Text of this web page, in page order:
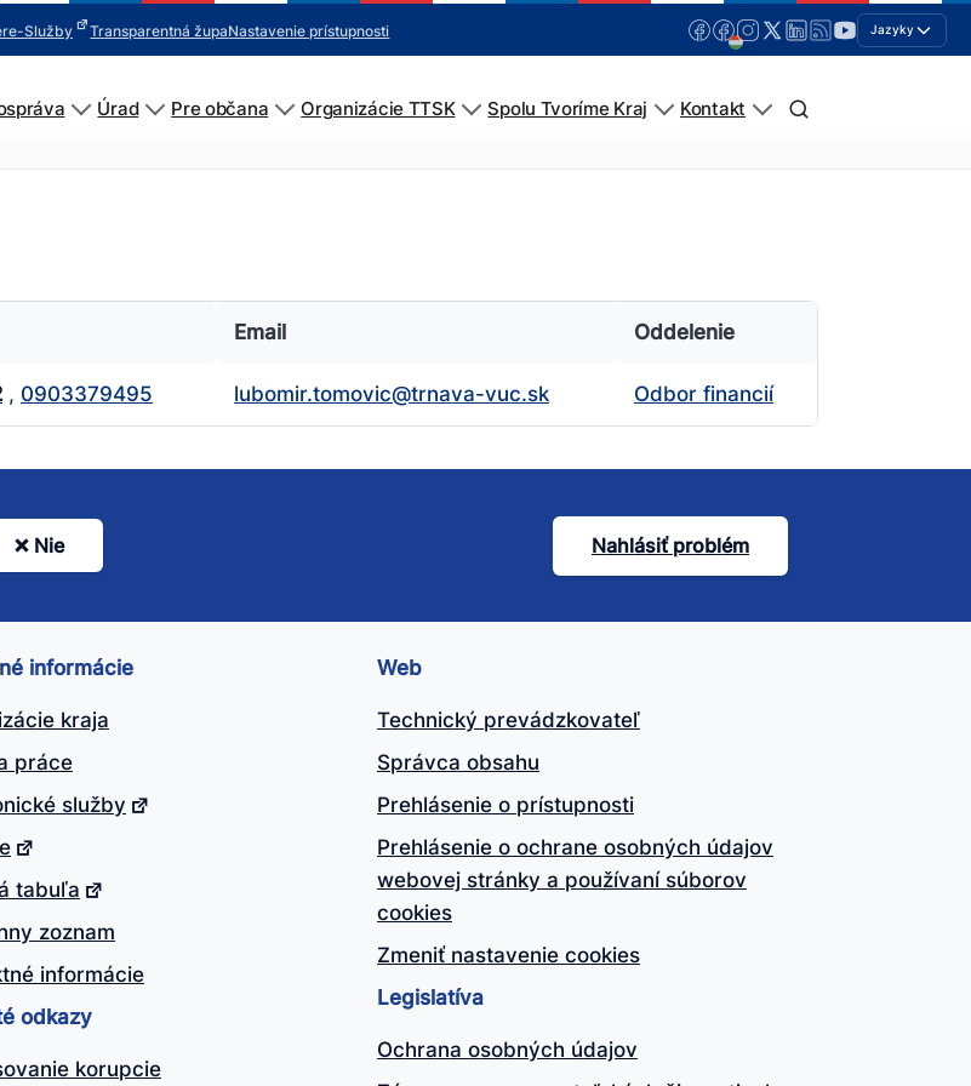
e-Služby Transparentná župaNastavenie prístupnosti Jazyky
Úrad Pre občana Organizácie TTSK Spolu Tvoríme Kraj Kontakt
Email Oddelenie
, 0903379495 lubomir.tomovic@trnava-vuc.sk Odbor financií
Nie Nahlásiť problém
informácie
kraja
práce
služby
tabuľa
zoznam
informácie
odkazy
korupcie
Web
Technický prevádzkovateľ
Správca obsahu
Prehlásenie o prístupnosti
Prehlásenie o ochrane osobných údajov
webovej stránky a používaní súborov
cookies
Zmeniť nastavenie cookies
Legislatíva
Ochrana osobných údajov